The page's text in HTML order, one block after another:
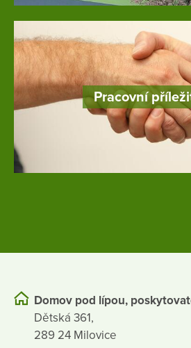
Pracovní
Domov pod lípou,
Dětská 361,
289 24 Milovice